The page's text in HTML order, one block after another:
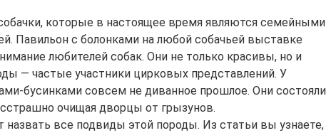
которые в настоящее время являются семейными
Павильон с болонками на любой собачьей выставке
любителей собак. Они не только красивы, но и
— частые участники цирковых представлений. У
бусинками совсем не диванное прошлое. Они состояли
очищая дворцы от грызунов.
назвать все подвиды этой породы. Из статьи вы узнаете,